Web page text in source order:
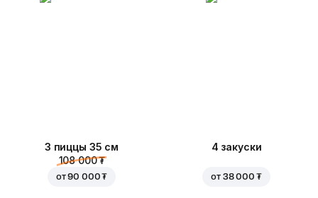
3 пиццы 35 см
108 000 ₮
от90 000 ₮
4 закуски
от 38 000 ₮